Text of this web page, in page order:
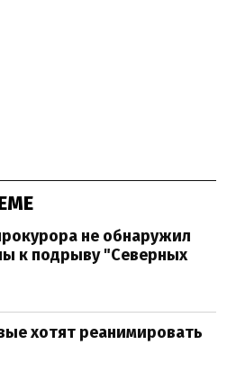
не обнаружил
к подрыву "Северных
хотят реанимировать